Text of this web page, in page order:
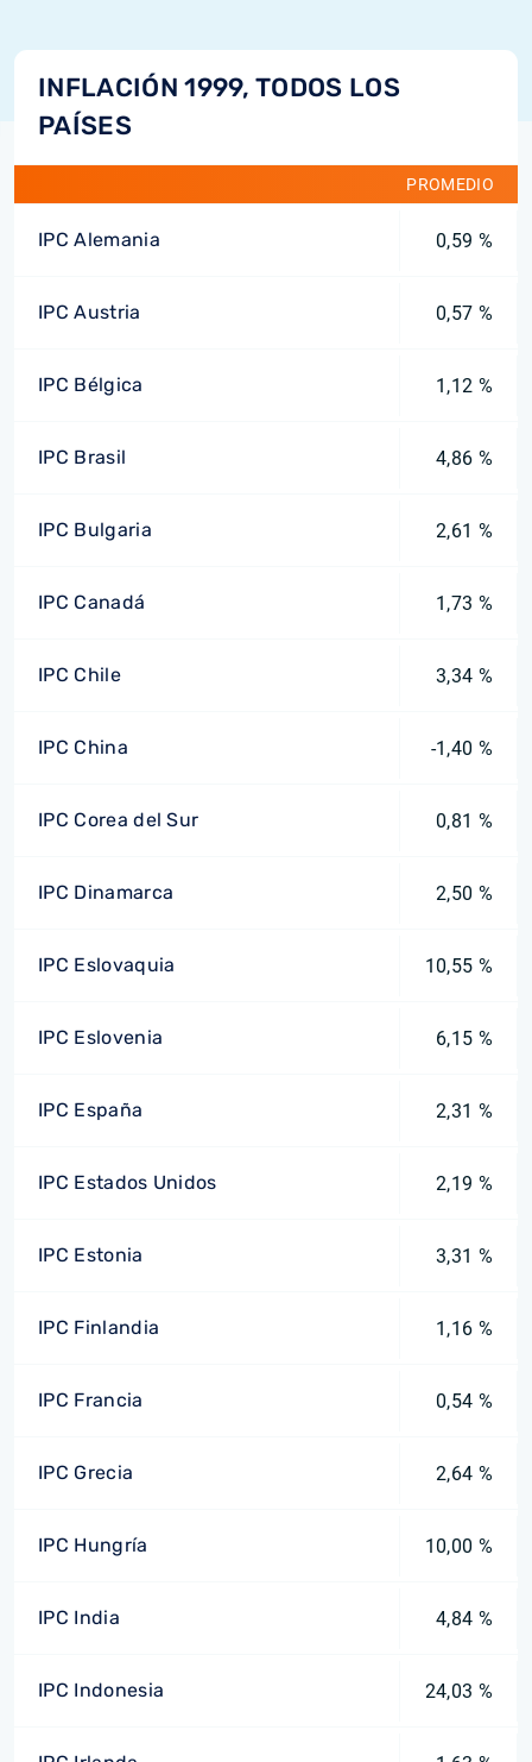
INFLACIÓN 1999, TODOS LOS
PAÍSES
PROMEDIO
IPC Alemania 0,59 %
IPC Austria 0,57 %
IPC Bélgica 1,12 %
IPC Brasil 4,86 %
IPC Bulgaria 2,61 %
IPC Canadá 1,73 %
IPC Chile 3,34 %
IPC China -1,40 %
IPC Corea del Sur 0,81 %
IPC Dinamarca 2,50 %
IPC Eslovaquia 10,55 %
IPC Eslovenia 6,15 %
IPC España 2,31 %
IPC Estados Unidos 2,19 %
IPC Estonia 3,31 %
IPC Finlandia 1,16 %
IPC Francia 0,54 %
IPC Grecia 2,64 %
IPC Hungría 10,00 %
IPC India 4,84 %
IPC Indonesia 24,03 %